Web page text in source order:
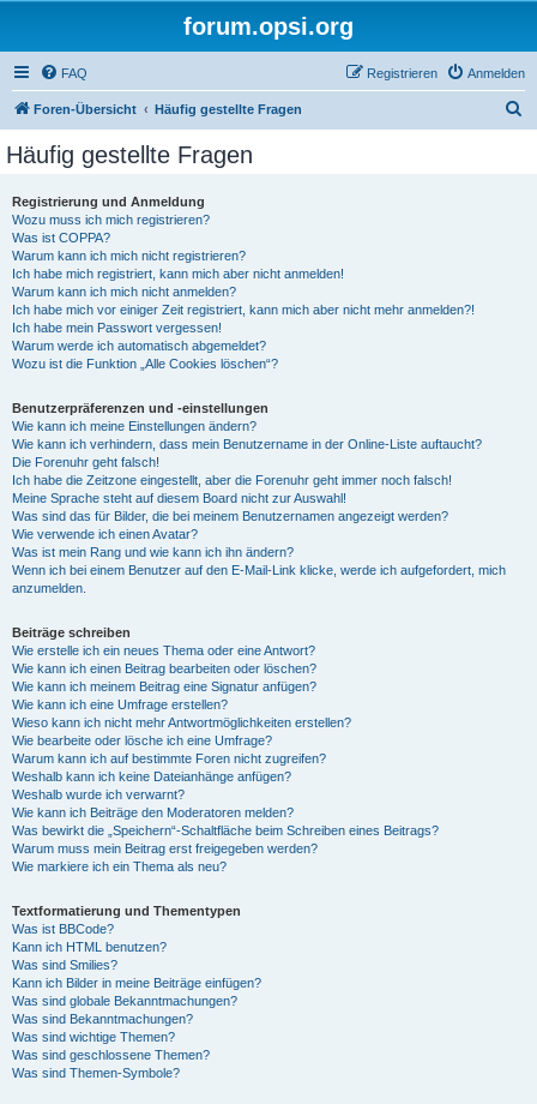
forum.opsi.org
FAQ Anmelden
Registrieren
Foren-Übersicht Häufig gestellte Fragen
Häufig gestellte Fragen
Registrierung und Anmeldung
Wozu muss ich mich registrieren?
Was ist COPPA?
Warum kann ich mich nicht registrieren?
Ich habe mich registriert, kann mich aber nicht anmelden!
Warum kann ich mich nicht anmelden?
Ich habe mich vor einiger Zeit registriert, kann mich aber nicht mehr anmelden?!
Ich habe mein Passwort vergessen!
Warum werde ich automatisch abgemeldet?
Wozu ist die Funktion „Alle Cookies löschen“?
Benutzerpräferenzen und -einstellungen
Wie kann ich meine Einstellungen ändern?
Wie kann ich verhindern, dass mein Benutzername in der Online-Liste auftaucht?
Die Forenuhr geht falsch!
Ich habe die Zeitzone eingestellt, aber die Forenuhr geht immer noch falsch!
Meine Sprache steht auf diesem Board nicht zur Auswahl!
Was sind das für Bilder, die bei meinem Benutzernamen angezeigt werden?
Wie verwende ich einen Avatar?
Was ist mein Rang und wie kann ich ihn ändern?
Wenn ich bei einem Benutzer auf den E-Mail-Link klicke, werde ich aufgefordert, mich
anzumelden.
Beiträge schreiben
Wie erstelle ich ein neues Thema oder eine Antwort?
Wie kann ich einen Beitrag bearbeiten oder löschen?
Wie kann ich meinem Beitrag eine Signatur anfügen?
Wie kann ich eine Umfrage erstellen?
Wieso kann ich nicht mehr Antwortmöglichkeiten erstellen?
Wie bearbeite oder lösche ich eine Umfrage?
Warum kann ich auf bestimmte Foren nicht zugreifen?
Weshalb kann ich keine Dateianhänge anfügen?
Weshalb wurde ich verwarnt?
Wie kann ich Beiträge den Moderatoren melden?
Was bewirkt die „Speichern“-Schaltfläche beim Schreiben eines Beitrags?
Warum muss mein Beitrag erst freigegeben werden?
Wie markiere ich ein Thema als neu?
Textformatierung und Thementypen
Was ist BBCode?
Kann ich HTML benutzen?
Was sind Smilies?
Kann ich Bilder in meine Beiträge einfügen?
Was sind globale Bekanntmachungen?
Was sind Bekanntmachungen?
Was sind wichtige Themen?
Was sind geschlossene Themen?
Was sind Themen-Symbole?